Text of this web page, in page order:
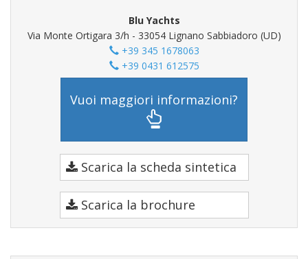
Blu Yachts
Via Monte Ortigara 3/h - 33054 Lignano Sabbiadoro (UD)
+39 345 1678063
+39 0431 612575
Vuoi maggiori informazioni?
Scarica la scheda sintetica
Scarica la brochure